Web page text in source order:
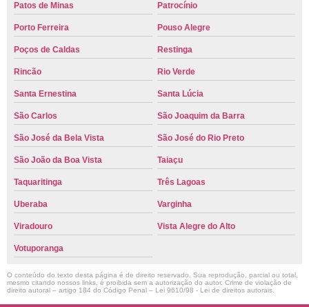
Patos de Minas Patrocínio
Porto Ferreira Pouso Alegre
Poços de Caldas Restinga
Rincão Rio Verde
Santa Ernestina Santa Lúcia
São Carlos São Joaquim da Barra
São José da Bela Vista São José do Rio Preto
São João da Boa Vista Taiaçu
Taquaritinga Três Lagoas
Uberaba Varginha
Viradouro Vista Alegre do Alto
Votuporanga
O conteúdo do texto desta página é de direito reservado. Sua reprodução, parcial ou total,
mesmo citando nossos links, é proibida sem a autorização do autor. Crime de violação de
direito autoral – artigo 184 do Código Penal – Lei 9610/98 - Lei de direitos autorais